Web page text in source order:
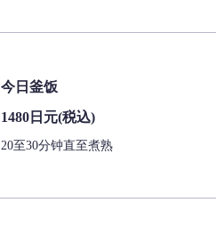
今日釜饭
1480日元(税込)
20至30分钟直至煮熟